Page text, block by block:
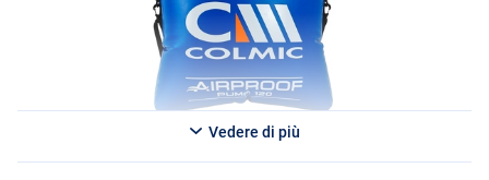
Vedere di più